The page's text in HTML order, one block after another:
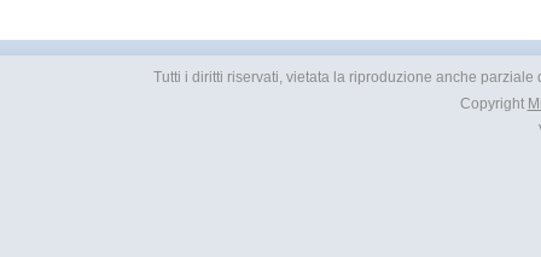
Tutti i diritti riservati, vietata la riproduzione anche
Copyright